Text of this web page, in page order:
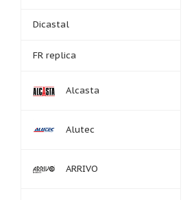
Dicastal
FR replica
Alcasta
Alutec
ARRIVO